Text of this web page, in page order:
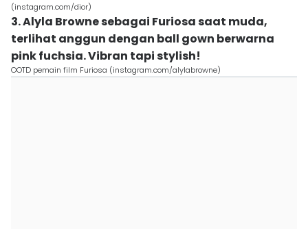
(instagram.com/dior)
3. Alyla Browne sebagai Furiosa saat muda,
terlihat anggun dengan ball gown berwarna
pink fuchsia. Vibran tapi stylish!
OOTD pemain film Furiosa (instagram.com/alylabrowne)